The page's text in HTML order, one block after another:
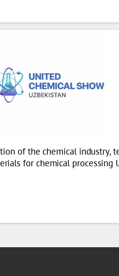
of the chemical industry,
for chemical processing